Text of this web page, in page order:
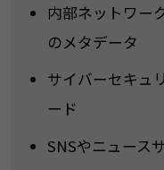
内部ネットワー
のメタデータ
サイバーセキュ
ード
SNSやニュース